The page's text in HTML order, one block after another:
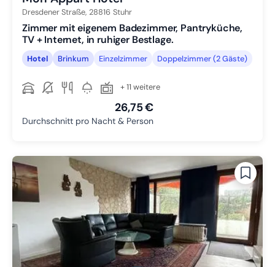
Dresdener Straße, 28816 Stuhr
Zimmer mit eigenem Badezimmer, Pantryküche,
TV + Internet, in ruhiger Bestlage.
Hotel Brinkum Einzelzimmer Doppelzimmer (2 Gäste)
+ 11 weitere
26,75 €
Durchschnitt pro Nacht & Person